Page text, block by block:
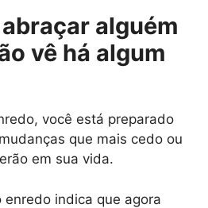
alguém
vê há algum
você está preparado
que mais cedo ou
em sua vida.
indica que agora